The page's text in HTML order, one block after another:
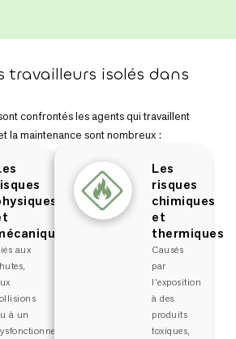
travailleurs isolés dans
confrontés les agents qui travaillent
la maintenance sont nombreux :
aux
à un
Les
risques
chimiques
et
thermiques
Causés
par
l’exposition
à des
produits
toxiques,